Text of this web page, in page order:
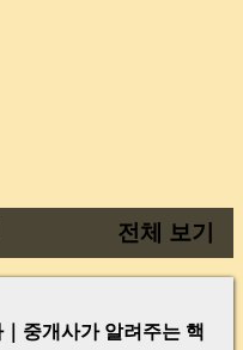
전체 보기
중개사가 알려주는 핵